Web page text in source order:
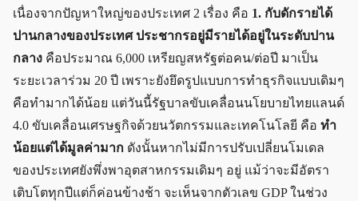
เนื่องจากปัญหาใหญ่ของประเทศ 2 เรื่อง คือ 1. กับดักรายได้
ปานกลางของประเทศ ประชากรอยู่มีรายได้อยู่ในระดับปาน
กลาง คือประมาณ 6,000 เหรียญสหรัฐต่อคน/ต่อปี มาเป็น
ระยะเวลาร่วม 20 ปี เพราะยังยึดรูปแบบการทำธุรกิจแบบเดิมๆ
คือทำมากได้น้อย แต่วันนี้รัฐบาลขับเคลื่อนนโยบายไทยแลนด์
4.0 ขับเคลื่อนเศรษฐกิจด้วยนวัตกรรมและเทคโนโลยี คือ ทำ
น้อยแต่ได้มูลค่ามาก ดังนั้นหากไม่มีการปรับเปลี่ยนโมเดล
ของประเทศยังพึ่งพาอุตสาหกรรมเดิมๆ อยู่ แม้ว่าจะมีอัตรา
เติบโตทุกปีแต่ก็ค่อนข้างช้า จะเห็นจากตัวเลข GDP ในช่วง